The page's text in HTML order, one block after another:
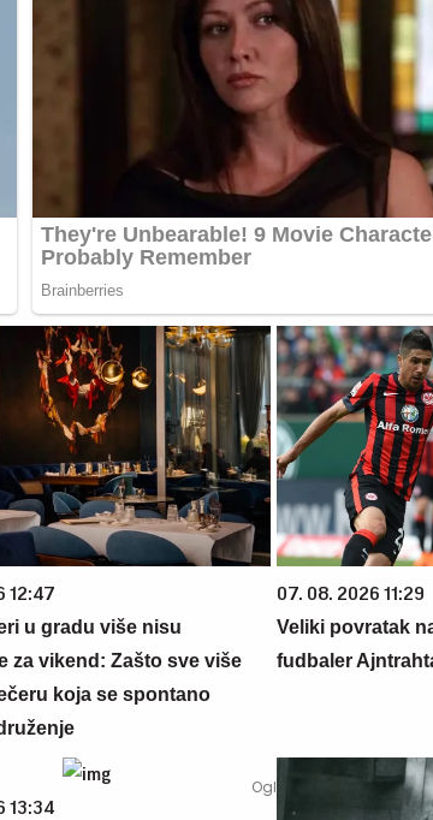
12:47
u gradu više nisu
za vikend: Zašto sve više
koja se spontano
07. 08. 2026 11:29
Veliki povratak
fudbaler
13:34